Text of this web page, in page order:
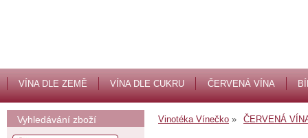
VÍNA DLE ZEMĚ VÍNA DLE CUKRU ČERVENÁ VÍNA
Vinotéka Vínečko ČERVENÁ
Vyhledávání zboží